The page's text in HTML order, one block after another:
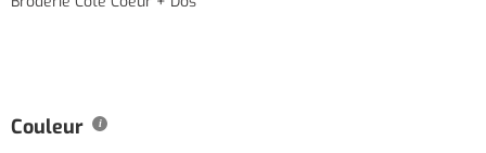
Couleur